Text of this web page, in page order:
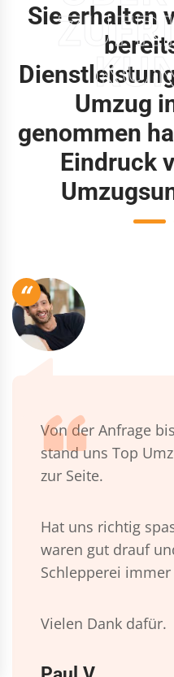
Sie erhalten
Umzug
genommen
Eindruck
“
Von der Anfrage
stand uns Top
zur Seite.
Hat uns richtig
waren gut drauf
Schlepperei
Vielen Dank dafür.